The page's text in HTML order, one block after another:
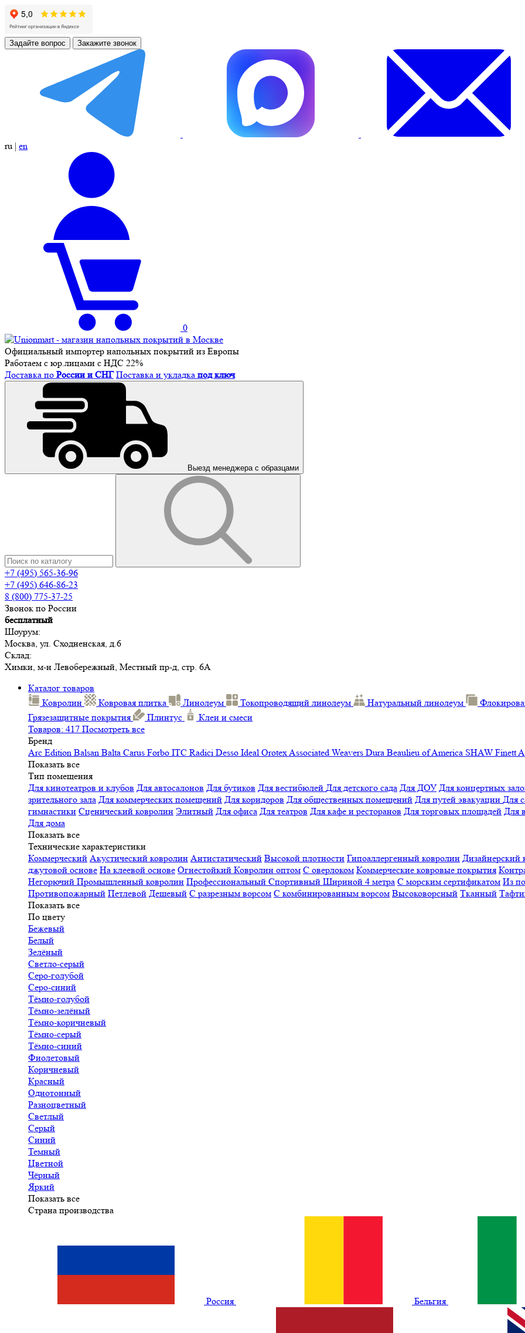
Задайте вопрос Закажите звонок
ru | en
0
Официальный импортер напольных покрытий из Европы
Работаем с юр.лицами с НДС 22%
Доставка по России и СНГ Поставка и укладка под ключ
Выезд менеджера с образцами
+7 (495) 565-36-96
+7 (495) 646-86-23
8 (800) 775-37-25
Звонок по России
бесплатный
Шоурум:
Москва, ул. Сходненская, д.6
Склад:
Химки, м-н Левобережный, Местный пр-д, стр. 6А
Каталог товаров
Ковролин
Ковровая плитка Линолеум Токопроводящий линолеум Натуральный линолеум
Грязезащитные покрытия
Плинтус
Клеи и смеси
Товаров: 417 Посмотреть все
Бренд
Arc Edition Balsan Balta Carus Forbo ITC Radici Desso Ideal OrotexAssociated Weavers Dura Beaulieu of America SHAW Finett
Показать все
Тип помещения
Для кинотеатров и клубов Для автосалонов Для бутиков Для вестибюлей Для детского сада Для ДОУ Для концертных
зрительного зала Для коммерческих помещений Для коридоров Для общественных помещений Для путей эвакуации Для
гимнастики Сценический ковролин Элитный Для офиса Для театров Для кафе и ресторанов Для торговых площадей Для
Для дома
Показать все
Технические характеристики
Коммерческий Акустический ковролин Антистатический Высокой плотности Гипоаллергенный ковролин Дизайнерский
джутовой основе На клеевой основе Огнестойкий Ковролин оптом С оверлоком Коммерческие ковровые покрытия
Негорючий Промышленный ковролин Профессиональный Спортивный Шириной 4 метра С морским сертификатом Из
Противопожарный Петлевой Дешевый С разрезным ворсом С комбинированным ворсом Высоковорсный Тканный
Показать все
По цвету
Бежевый
Белый
Зелёный
Светло-серый
Серо-голубой
Серо-синий
Тёмно-голубой
Тёмно-зелёный
Тёмно-коричневый
Тёмно-серый
Тёмно-синий
Фиолетовый
Коричневый
Красный
Однотонный
Разноцветный
Светлый
Серый
Синий
Темный
Цветной
Чёрный
Яркий
Показать все
Страна производства
Россия Бельгия